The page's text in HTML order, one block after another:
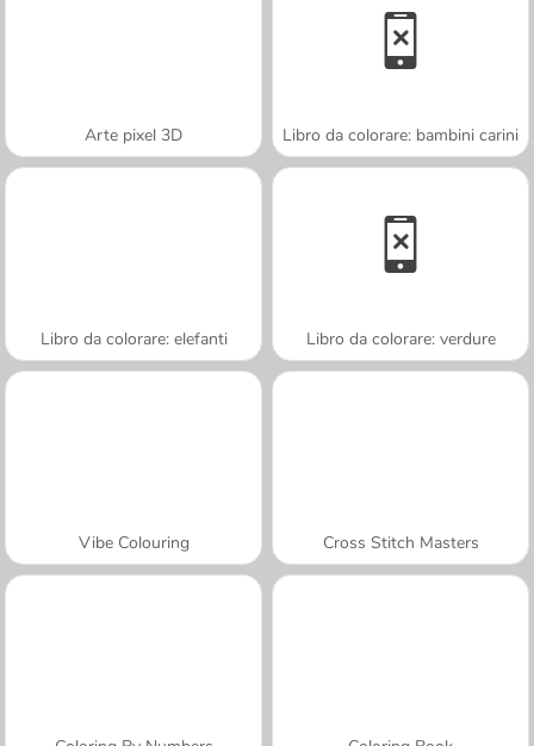
Arte pixel 3D Libro da colorare: bambini carini
Libro da colorare: elefanti Libro da colorare: verdure
Vibe Colouring Cross Stitch Masters